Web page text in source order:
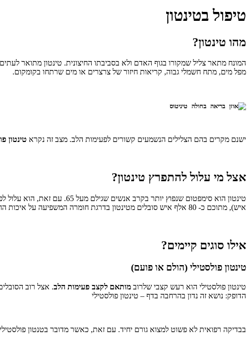
טיפול בטינטון
מהו טינטון?
המונח מתאר צליל שמקורו בגוף האדם ולא בסביבתו החיצונית. טינטון מתואר
מפל מים, מתח חשמלי גבוה, קריאות חיזור של צרצרים או מים שרתחו בקומקום.
ישנם מקרים בהם הצלילים הנשמעים קשורים לפעימות הלב. מצב זה נקרא טינטון
אצל מי עלול להתפרץ טינטון?
איש), מתוכם כ- 80 אלף איש סובלים מטינטון בדרגת חומרה המשפיעה על איכות החיים.
אילו סוגים קיימים?
טינטון פולסטילי (הולם או פועם)
טינטון פולסטילי הוא רעש קצבי שלרוב מותאם לקצב פעימות הלב. אצל רוב
הדופק: נושא זה נדון בהרחבה בדף – טינטון פולסטילי
בבדיקה רפואית לא פשוט למצוא גורם יחיד. עם זאת, כאשר מדובר בטנטון